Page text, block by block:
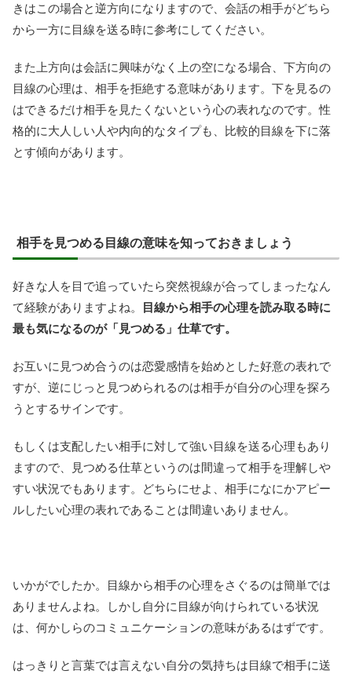
きはこの場合と逆方向になりますので、会話の相手がどちら
から一方に目線を送る時に参考にしてください。
また上方向は会話に興味がなく上の空になる場合、下方向の
目線の心理は、相手を拒絶する意味があります。下を見るの
はできるだけ相手を見たくないという心の表れなのです。性
格的に大人しい人や内向的なタイプも、比較的目線を下に落
とす傾向があります。
相手を見つめる目線の意味を知っておきましょう
好きな人を目で追っていたら突然視線が合ってしまったなん
て経験がありますよね。
目線から相手の心理を読み取る時に
最も気になるのが「見つめる」仕草です。
お互いに見つめ合うのは恋愛感情を始めとした好意の表れで
すが、逆にじっと見つめられるのは相手が自分の心理を探ろ
うとするサインです。
もしくは支配したい相手に対して強い目線を送る心理もあり
ますので、見つめる仕草というのは間違って相手を理解しや
すい状況でもあります。どちらにせよ、相手になにかアピー
ルしたい心理の表れであることは間違いありません。
いかがでしたか。目線から相手の心理をさぐるのは簡単では
ありませんよね。しかし自分に目線が向けられている状況
は、何かしらのコミュニケーションの意味があるはずです。
はっきりと言葉では言えない自分の気持ちは目線で相手に送